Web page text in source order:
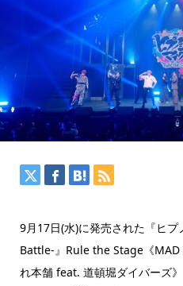
9月17日(水)に発売された『ヒ
Battle-』Rule the Stage《MAD
れ本舗 feat. 道頓堀ダイバーズ